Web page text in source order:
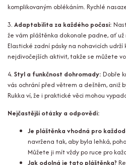
komplikovaným oblékáním. Rychlé
3. Adaptabilita za každého počasí:
že vám pláštěnka dokonale padne, ať
Elastické zadní pásky na nohavicích
nejdivočejších aktivit, takže se můžete
4. Styl a funkčnost dohromady: Dobře
vás ochrání před větrem a deštěm, aniž
Rukka ví, že i praktické věci mohou
Nejčastější otázky a odpovědi:
Je pláštěnka vhodná pro
navržena tak, aby byla lehká,
Můžete ji mít vždy po ruce pro
Jak odolná je tato pláštěnka?